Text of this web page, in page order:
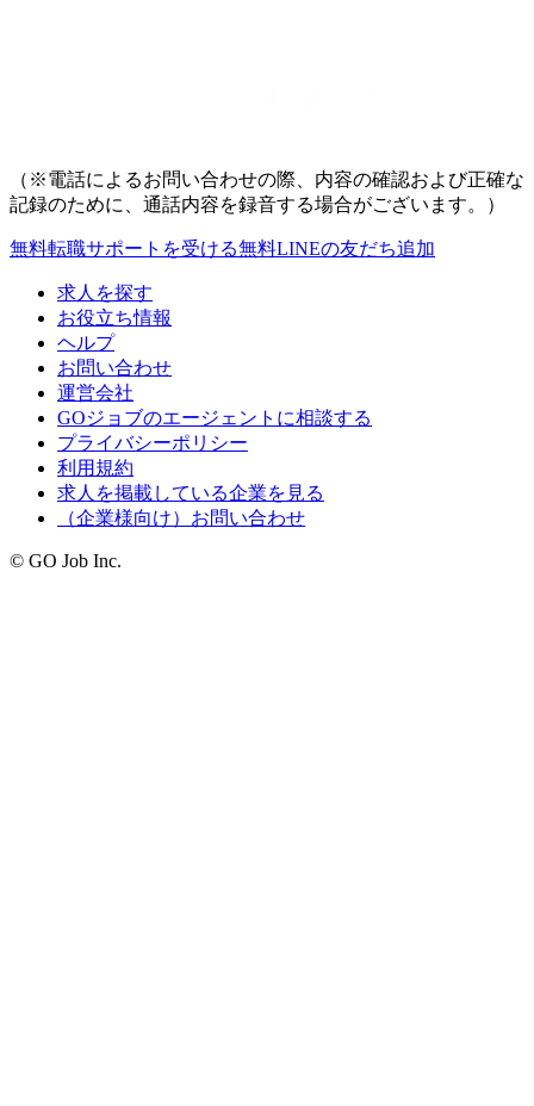
（※電話によるお問い合わせの際、内容の確認および正確な
記録のために、通話内容を録音する場合がございます。）
無料転職サポートを受ける無料LINEの友だち追加
求人を探す
お役立ち情報
ヘルプ
お問い合わせ
運営会社
GOジョブのエージェントに相談する
プライバシーポリシー
利用規約
求人を掲載している企業を見る
（企業様向け）お問い合わせ
© GO Job Inc.